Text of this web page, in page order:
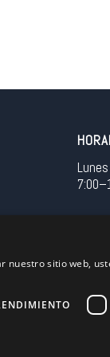
sitio web,